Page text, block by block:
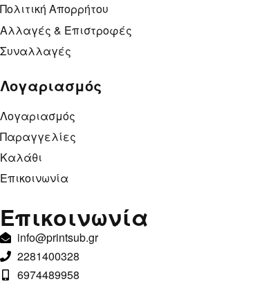
Πολιτική Απορρήτου
Αλλαγές & Επιστροφές
Συναλλαγές
Λογαριασμός
Λογαριασμός
Παραγγελίες
Καλάθι
Επικοινωνία
Επικοινωνία
info@printsub.gr
2281400328
6974489958